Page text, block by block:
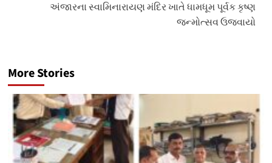
અંજારના સ્વામિનારાયણ મંદિર ખાતે ધામધૂમ પૂર્વક કૃષ્ણ
જન્મોત્સવ ઉજવાયો
More Stories